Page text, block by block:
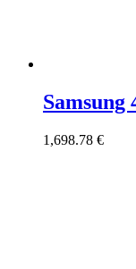
1,698.78 €